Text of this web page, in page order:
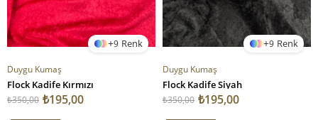
9
Duygu Kumaş
Flock Kadife Kırmızı
₺195,00
₺350,00
9
Duygu Kumaş
Flock Kadife Siyah
₺195,00
₺350,00